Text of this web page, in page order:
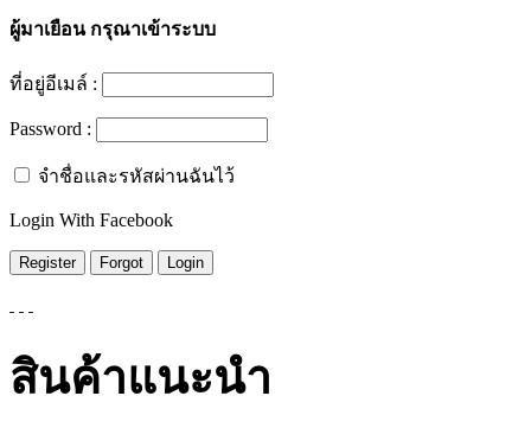
ผู้มาเยือนกรุณาเข้าระบบ
ที่อยู่อีเมล์ :
Password :
จำชื่อและรหัสผ่านฉันไว้
Login With Facebook
สินค้าแนะนำ